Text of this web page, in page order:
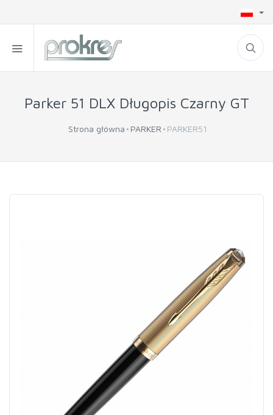
Parker 51 DLX Długopis Czarny GT
Strona główna PARKER PARKER51